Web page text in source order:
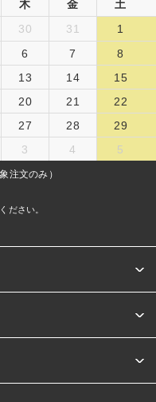
木 金
土
30 31
1
6 7
8
13 14
15
20 21
22
27 28
29
3 4 5
注文のみ）
ださい。